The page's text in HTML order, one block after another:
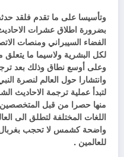
وتأسيسا على ما تقدم فلقد
بضرورة اطلاق عشرات
الفضاء السيبراني ومنصات
لكل البشرية ولاسيما ما يتعلق
وعلى أوسع نطاق وذلك بعد
وانتشارا حول العالم لنصرة
لتبدأ عملية ترجمة الاحاديث
منها حصرا من قبل
اللغات المختلفة لتطلق الى
واضحة كشمس لا تحجب بغربال
للعالمين .